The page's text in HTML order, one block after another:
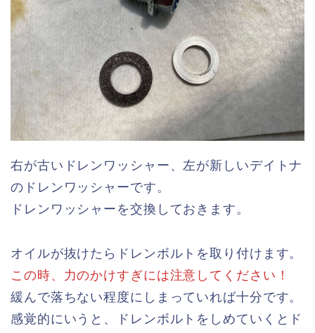
右が古いドレンワッシャー、左が新しいデイトナ
のドレンワッシャーです。
ドレンワッシャーを交換しておきます。
オイルが抜けたらドレンボルトを取り付けます。
この時、力のかけすぎには注意してください！
緩んで落ちない程度にしまっていれば十分です。
感覚的にいうと、ドレンボルトをしめていくとド